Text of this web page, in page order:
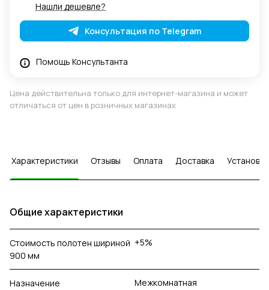
Нашли дешевле?
Консультация по Telegram
Помощь Консультанта
Цена действительна только для интернет-магазина и может
отличаться от цен в розничных магазинах
Характеристики Отзывы Оплата Доставка Установка
Общие характеристики
Стоимость полотен шириной
900 мм
+5%
Назначение Межкомнатная